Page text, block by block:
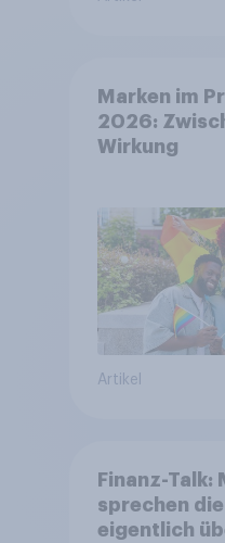
Marken im
2026:
Wirkung
Artikel
Finanz-Talk:
sprechen
eigentlich